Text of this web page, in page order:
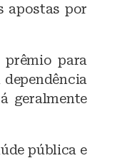
apostas por
prêmio para
geralmente
pública e